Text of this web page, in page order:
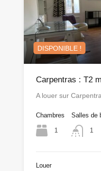
DISPONIBLE !
Carpentras : T2
A louer sur
Chambres
1
Salles de
1
Louer